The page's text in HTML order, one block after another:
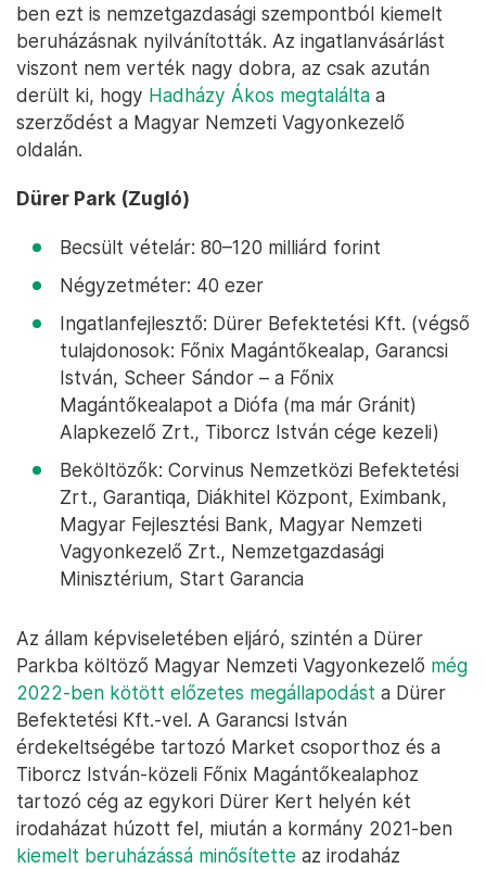
ben ezt is nemzetgazdasági szempontból kiemelt
beruházásnak nyilvánították. Az ingatlanvásárlást
viszont nem verték nagy dobra, az csak azután
derült ki, hogy Hadházy Ákos megtalálta a
szerződést a Magyar Nemzeti Vagyonkezelő
oldalán.
Dürer Park (Zugló)
Becsült vételár: 80–120 milliárd forint
Négyzetméter: 40 ezer
Ingatlanfejlesztő: Dürer Befektetési Kft. (végső
tulajdonosok: Főnix Magántőkealap, Garancsi
István, Scheer Sándor – a Főnix
Magántőkealapot a Diófa (ma már Gránit)
Alapkezelő Zrt., Tiborcz István cége kezeli)
Beköltözők: Corvinus Nemzetközi Befektetési
Zrt., Garantiqa, Diákhitel Központ, Eximbank,
Magyar Fejlesztési Bank, Magyar Nemzeti
Vagyonkezelő Zrt., Nemzetgazdasági
Minisztérium, Start Garancia
Az állam képviseletében eljáró, szintén a Dürer
Parkba költöző Magyar Nemzeti Vagyonkezelő még
2022-ben kötött előzetes megállapodást a Dürer
Befektetési Kft.-vel. A Garancsi István
érdekeltségébe tartozó Market csoporthoz és a
Tiborcz István-közeli Főnix Magántőkealaphoz
tartozó cég az egykori Dürer Kert helyén két
irodaházat húzott fel, miután a kormány 2021-ben
kiemelt beruházássá minősítette az irodaház